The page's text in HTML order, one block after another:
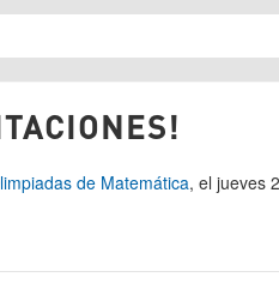
usted aquí
de Matemática, el jueves